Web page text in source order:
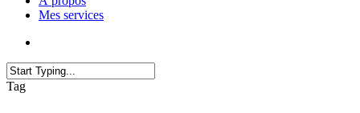
Mes services
Close
Tag